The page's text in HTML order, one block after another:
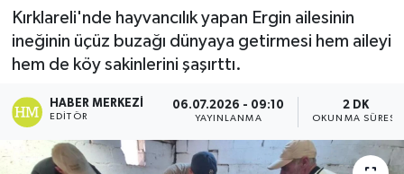
Kırklareli'nde hayvancılık yapan Ergin ailesinin
ineğinin üçüz buzağı dünyaya getirmesi hem aileyi
hem de köy sakinlerini şaşırttı.
HABER MERKEZI
EDITÖR
06.07.2026 - 09:10
YAYINLANMA
2 DK
OKUNMA SÜRESI
Spor
Magazin
Medya
Sağlık
Son Dakika Haberleri
Haber Arşivi